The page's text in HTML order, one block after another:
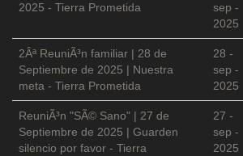
2025 - Tierra Prometida
sep -
2025
2Âª ReuniÃ³n familiar | 28 de
Septiembre de 2025 | Nuestra
meta - Tierra Prometida
28 -
sep -
2025
ReuniÃ³n "SÃ© Sano" | 27 de
Septiembre de 2025 | Guarden
silencio por favor - Tierra
27 -
sep -
2025